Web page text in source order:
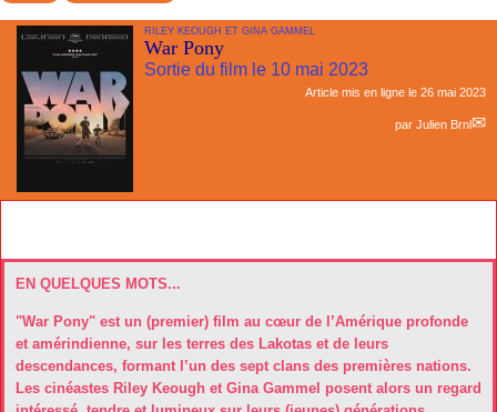
RILEY KEOUGH ET GINA GAMMEL
War Pony
Sortie du film le 10 mai 2023
Article mis en ligne le 26 mai 2023
par Julien Brnl
EN QUELQUES MOTS...
"War Pony" est un (premier) film au cœur de l’Amérique profonde
et amérindienne, sur les terres des Lakotas et de leurs
descendances, formant l’un des sept clans des premières nations.
Les cinéastes Riley Keough et Gina Gammel posent alors un regard